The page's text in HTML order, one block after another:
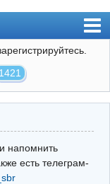
1421
напомнить
есть телеграм-